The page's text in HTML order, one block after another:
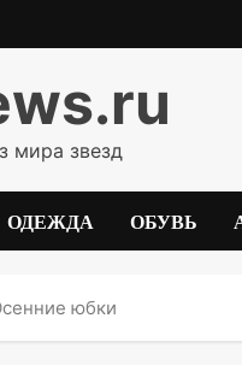
мира звезд
ОДЕЖДА ОБУВЬ
юбки